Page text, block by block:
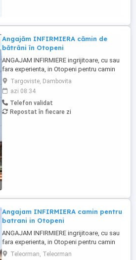
Angajăm INFIRMIERA cămin de
bătrâni în Otopeni
ANGAJAM INFIRMIERE ingrijitoare, cu sau
fara experienta, in Otopeni pentru camin
de batrani privat, program intern sau in
ture, plata corecta si la timp, masa
asigurata, carte de munca. Acces usor cu
transport in comun. Posibilitate de cazare
pentru personal in conditii bune, daca
Targoviste, Dambovita
azi 08:34
Telefon validat
Repostat în fiecare zi
Angajam INFIRMIERA camin pentru
batrani in Otopeni
ANGAJAM INFIRMIERE ingrijitoare, cu sau
fara experienta, in Otopeni pentru camin
de batrani privat, program intern sau in
Teleorman, Teleorman